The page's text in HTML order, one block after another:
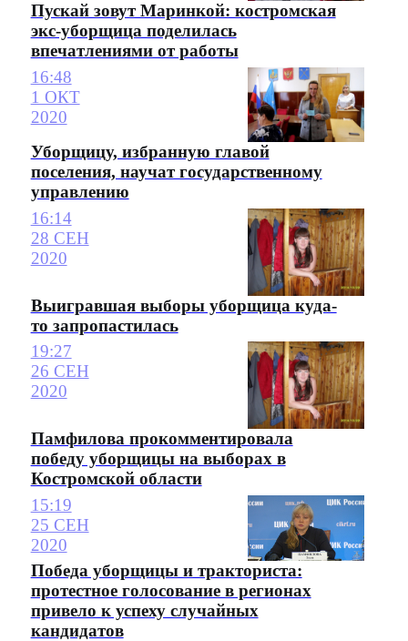
Пускай зовут Маринкой: костромская
экс-уборщица поделилась
впечатлениями от работы
16:48
1 ОКТ
2020
Уборщицу, избранную главой
поселения, научат государственному
управлению
16:14
28 СЕН
2020
Выигравшая выборы уборщица куда-
то запропастилась
19:27
26 СЕН
2020
Памфилова прокомментировала
победу уборщицы на выборах в
Костромской области
15:19
25 СЕН
2020
Победа уборщицы и тракториста:
протестное голосование в регионах
привело к успеху случайных
кандидатов